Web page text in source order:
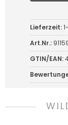
Lieferzeit:
Art.Nr.:
GTIN/EAN: